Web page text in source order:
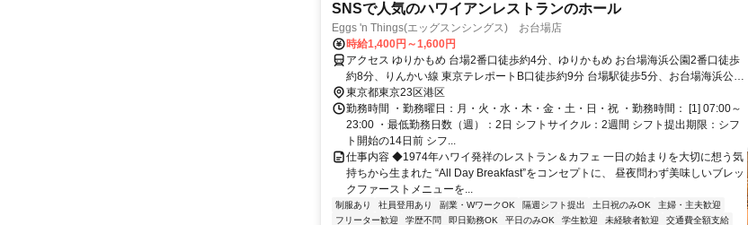
SNSで人気のハワイアンレストランのホール
Eggs 'n Things(エッグスンシングス) お台場店
時給1,400円～1,600円
アクセス ゆりかもめ 台場2番口徒歩約4分、ゆりかもめ お台場海浜公園2番口徒歩
約8分、りんかい線 東京テレポートB口徒歩約9分 台場駅徒歩5分、お台場海浜公園
駅徒歩7分、東京テレポート駅徒歩9分
東京都東京23区港区
勤務時間 ・勤務曜日：月・火・水・木・金・土・日・祝 ・勤務時間： [1] 07:00～
23:00 ・最低勤務日数（週）：2日 シフトサイクル：2週間 シフト提出期限：シフ
ト開始の14日前 シフ...
仕事内容 ◆1974年ハワイ発祥のレストラン＆カフェ 一日の始まりを大切に想う気
持ちから生まれた “All Day Breakfast”をコンセプトに、 昼夜問わず美味しいブレッ
クファーストメニューを...
制服あり 社員登用あり 副業・WワークOK 隔週シフト提出 土日祝のみOK
主婦・主夫歓迎
フリーター歓迎
学歴不問 即日勤務OK 平日のみOK 学生歓迎 未経験者歓迎 交通費全額支給